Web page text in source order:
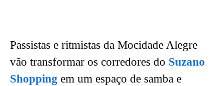
Passistas e ritmistas da Mocidade Alegre
vão transformar os corredores do Suzano
Shopping em um espaço de samba e